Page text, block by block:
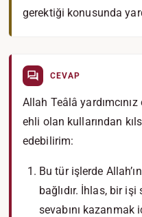
gerektiği konusunda
CEVAP
Allah Teâlâ
ehli olan kullarından
edebilirim:
Bu tür işlerde
bağlıdır. İhlas, bir
sevabını kazanmak